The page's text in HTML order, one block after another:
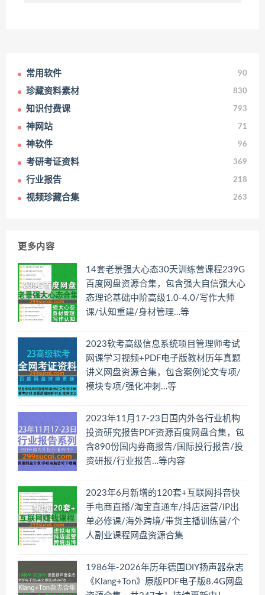
常用软件 90
珍藏资料素材 830
知识付费课 793
神网站 71
神软件 96
考研考证资料 369
行业报告 218
视频珍藏合集 263
更多内容
14套老景强大心态30天训练营课程239G
百度网盘资源合集，包含强大自信强大心
态理论基础中阶高级1.0-4.0/写作大师
课/认知重建/身材管理…等
2023软考高级信息系统项目管理师考试
网课学习视频+PDF电子版教材历年真题
讲义网盘资源合集，包含案例论文专项/
模块专项/强化冲刺…等
2023年11月17-23日国内外各行业机构
投资研究报告PDF资源百度网盘合集，包
含890份国内券商报告/国际投行报告/投
资研报/行业报告…等内容
2023年6月新增的120套+互联网抖音快
手电商直播/淘宝直通车/抖店运营/IP出
单必修课/海外跨境/带货主播训练营/个
人副业课程网盘资源合集
1986年-2026年历年德国DIY扬声器杂志
《Klang+Ton》原版PDF电子版8.4G网盘